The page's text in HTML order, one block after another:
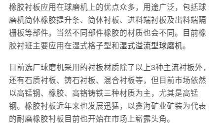
橡胶衬板应用在球磨机上的优点众多，用途广泛，包括球
磨机简体橡胶提升条、简体衬板、进料端衬板及出料端隔
栅板等部件。当然不同部件橡胶的材质也会不同。目前橡
胶衬班主要应用在湿式格子型和湿式溢流型球磨机。
目前选厂球磨机采用的衬板材质除了以上3种主流衬板外，
还有石质衬板、铸石衬板、混合衬板等，但目前市场依然
以高锰钢、橡胶、高铬铸铁三种材质为主，尤其是高锰
钢。橡胶衬板近年来也发展迅猛，以鑫海矿业矿装为代表
的耐磨橡胶衬板目前也开始在市场上崭露头角。